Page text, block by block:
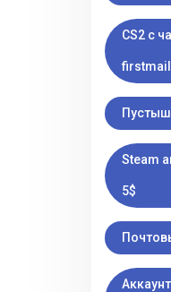
CS2 с
Steam
5$